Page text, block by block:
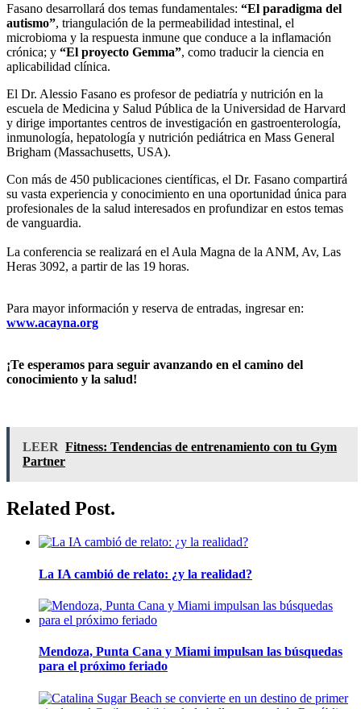
Fasano desarrollará dos temas fundamentales: “El paradigma del
autismo”, triangulación de la permeabilidad intestinal, el
microbioma y la respuesta inmune que conduce a la inflamación
crónica; y “El proyecto Gemma”, como traducir la ciencia en
aplicabilidad clínica.
El Dr. Alessio Fasano es profesor de pediatría y nutrición en la
escuela de Medicina y Salud Pública de la Universidad de Harvard
y dirige importantes centros de investigación en gastroenterología,
inmunología, hepatología y nutrición pediátrica en Mass General
Brigham (Massachusetts, USA).
Con más de 450 publicaciones científicas, el Dr. Fasano compartirá
su vasta experiencia y conocimiento en una oportunidad única para
profesionales de la salud interesados en profundizar en estos temas
de vanguardia.
La conferencia se realizará en el Aula Magna de la ANM, Av, Las
Heras 3092, a partir de las 19 horas.
Para mayor información y reserva de entradas, ingresar en:
www.acayna.org
¡Te esperamos para seguir avanzando en el camino del
conocimiento y la salud!
LEER Fitness: Tendencias de entrenamiento con tu Gym
Partner
Related Post.
La IA cambió de relato: ¿y la realidad?
Mendoza, Punta Cana y Miami impulsan las búsquedas
para el próximo feriado